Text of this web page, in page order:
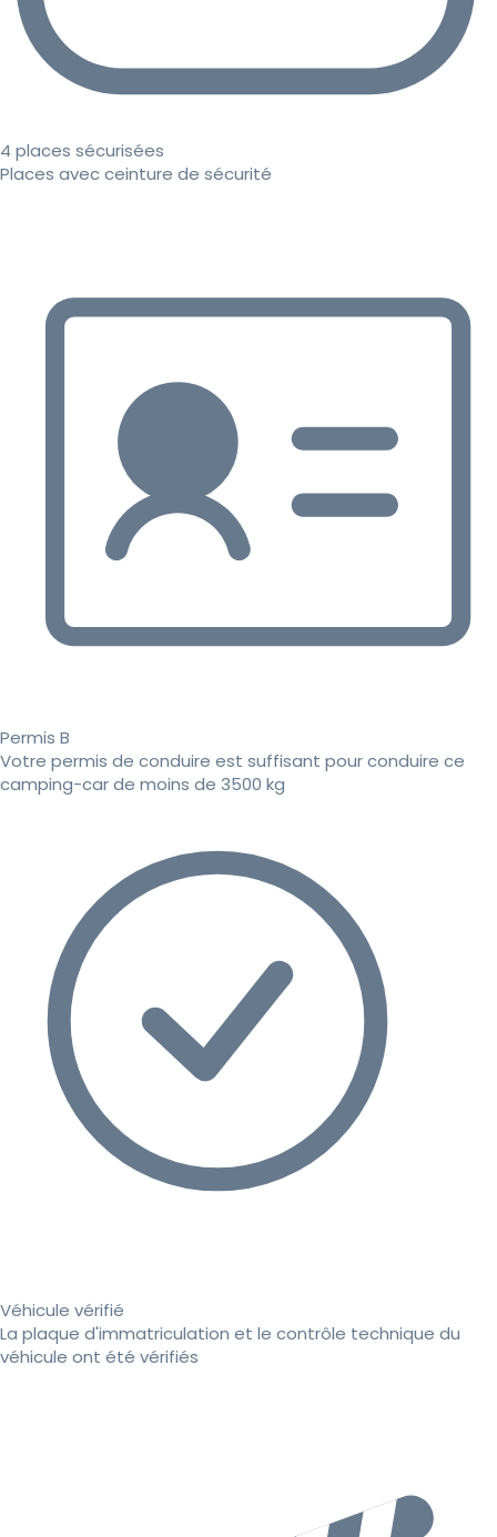
4 places sécurisées
Places avec ceinture de sécurité
Permis B
Votre permis de conduire est suffisant pour conduire ce
camping-car de moins de 3500 kg
Véhicule vérifié
La plaque d'immatriculation et le contrôle technique du
véhicule ont été vérifiés